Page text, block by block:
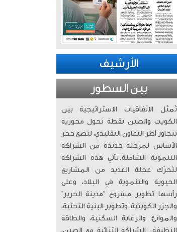
الأرشيف
بين السطور
تُمثّل الاتفاقيات الاستراتيجية بين
الكويت والصين نقطة تحول محورية
تتجاوز أطر التعاون التقليدي، لتضع حجر
الأساس لمرحلة جديدة من الشراكة
التنموية الشاملة. ​تأتي هذه الشراكة
لتُحرّك عجلة العديد من المشاريع
الحيوية والتنموية في البلاد، وعلى
رأسها تطوير مشروع “مدينة الحرير”
والجزر الكويتية، وتطوير البنية التحتية،
والموانئ، والرعاية السكنية، والطاقة